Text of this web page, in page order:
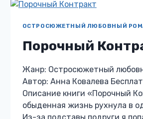
ОСТРОСЮЖЕТНЫЙ ЛЮБОВНЫЙ
Порочный
Жанр: Остросюжетный
Автор: Анна Ковалева
Описание книги «Порочный
обыденная жизнь рухнула в